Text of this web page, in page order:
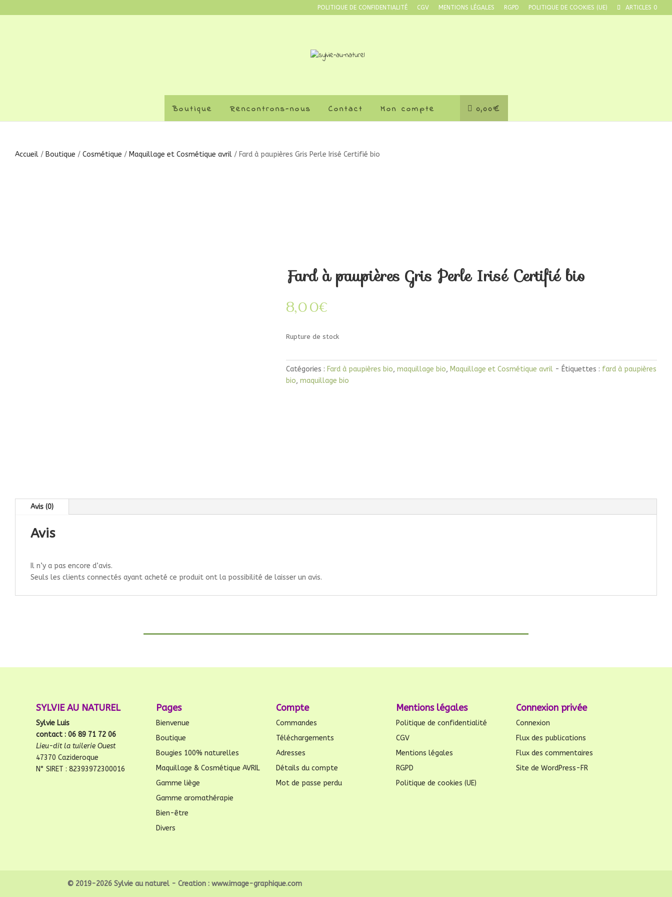
POLITIQUE DE CONFIDENTIALITÉ CGV MENTIONS LÉGALES RGPD POLITIQUE DE COOKIES (UE) ARTICLES 0
Boutique Rencontrons-nous Contact Mon compte 0,00€
Accueil / Boutique / Cosmétique / Maquillage et Cosmétique avril / Fard à paupières Gris Perle Irisé Certifié bio
Fard à paupières Gris Perle Irisé Certifié bio
8,00€
Rupture de stock
Catégories : Fard à paupières bio, maquillage bio, Maquillage et Cosmétique avril Étiquettes : fard à paupières
bio, maquillage bio
Avis (0)
Avis
Il n’y a pas encore d’avis.
Seuls les clients connectés ayant acheté ce produit ont la possibilité de laisser un avis.
SYLVIE AU NATUREL
Sylvie Luis
contact : 06 89 71 72 06
Lieu-dit la tuilerie Ouest
47370 Cazideroque
N° SIRET : 82393972300016
Pages
Bienvenue
Boutique
Bougies 100% naturelles
Maquillage & Cosmétique AVRIL
Gamme liège
Gamme aromathérapie
Bien-être
Divers
Compte
Commandes
Téléchargements
Adresses
Détails du compte
Mot de passe perdu
Mentions légales
Politique de confidentialité
CGV
Mentions légales
RGPD
Politique de cookies (UE)
Connexion privée
Connexion
Flux des publications
Flux des commentaires
Site de WordPress-FR
© 2019-2026 Sylvie au naturel - Creation :www.image-graphique.com